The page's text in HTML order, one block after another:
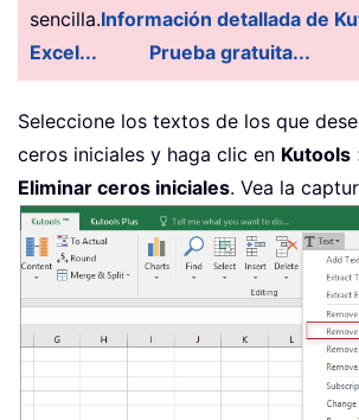
sencilla.Información detallada de
Excel...
Prueba gratuita...
Seleccione los textos de los que
ceros iniciales y haga clic en Kutools
Eliminar ceros iniciales. Vea la